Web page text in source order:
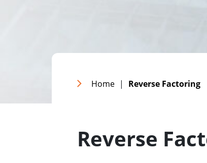
Home | Reverse Factoring
Reverse